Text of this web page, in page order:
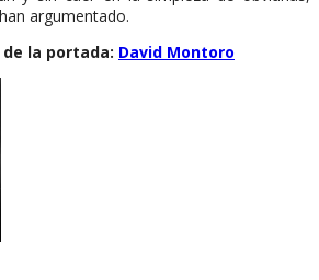
argumentado.
la portada: David Montoro